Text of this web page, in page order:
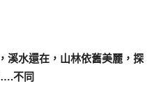
溪水還在，山林依舊美麗，探
不同